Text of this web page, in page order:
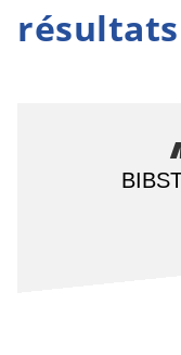
résultats